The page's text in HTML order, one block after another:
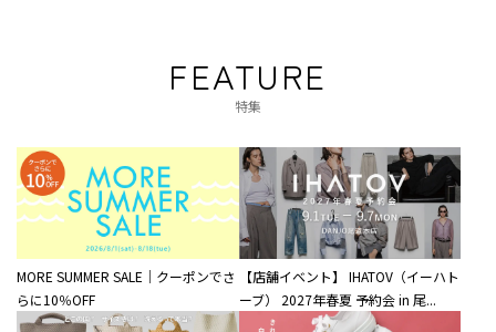
FEATURE
特集
MORE SUMMER SALE｜クーポンでさ
らに10％OFF
【店舗イベント】 IHATOV（イーハト
ーブ） 2027年春夏 予約会 in 尾...